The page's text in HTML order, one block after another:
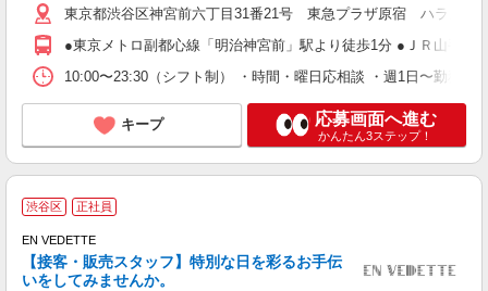
東京都渋谷区神宮前六丁目31番21号 東急プラザ原宿 ハラカド
●東京メトロ副都心線「明治神宮前」駅より徒歩1分 ●ＪＲ山手
10:00〜23:30（シフト制） ・時間・曜日応相談 ・週1日〜勤務
キープ 応募画面へ進む
かんたん3ステップ！
渋谷区 正社員
EN VEDETTE
【接客・販売スタッフ】特別な日を彩るお手伝
いをしてみませんか。